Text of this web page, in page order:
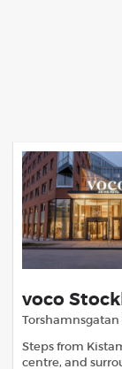
voco
Torshamnsgatan
Steps from
centre, and